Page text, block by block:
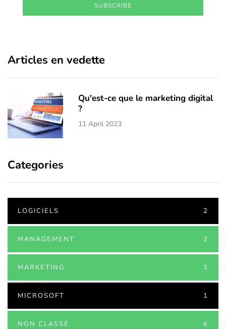
SUBSCRIBE
Articles en vedette
Qu'est-ce que le marketing digital
?
11 April 2023
Categories
LOGICIELS 2
MANAGEMENT 2
MARKETING 3
MICROSOFT 1
NON CLASSÉ 6